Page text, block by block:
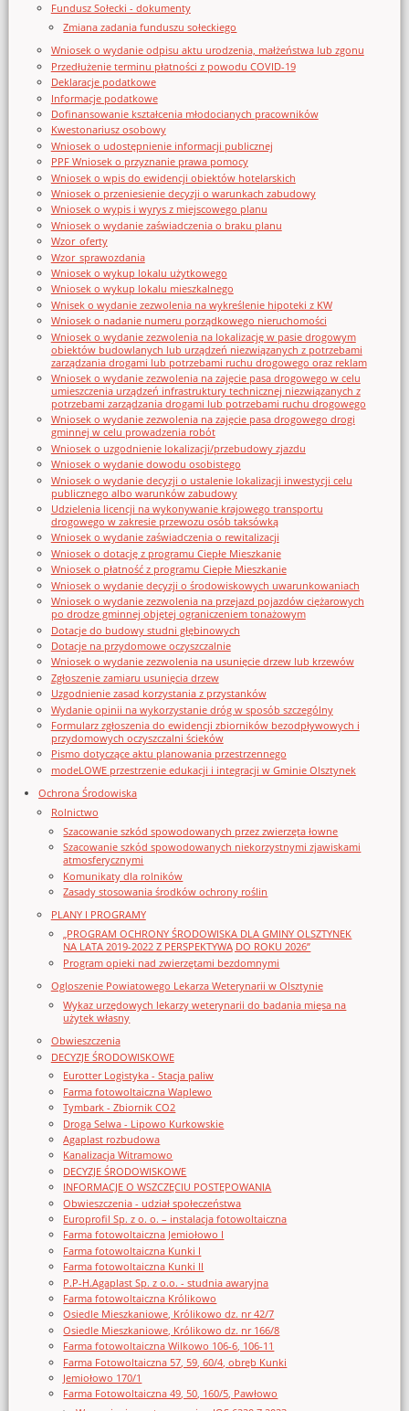
Fundusz Sołecki - dokumenty
Zmiana zadania funduszu sołeckiego
Wniosek o wydanie odpisu aktu urodzenia, małżeństwa lub zgonu
Przedłużenie terminu płatności z powodu COVID-19
Deklaracje podatkowe
Informacje podatkowe
Dofinansowanie kształcenia młodocianych pracowników
Kwestonariusz osobowy
Wniosek o udostępnienie informacji publicznej
PPF Wniosek o przyznanie prawa pomocy
Wniosek o wpis do ewidencji obiektów hotelarskich
Wniosek o przeniesienie decyzji o warunkach zabudowy
Wniosek o wypis i wyrys z miejscowego planu
Wniosek o wydanie zaświadczenia o braku planu
Wzor_oferty
Wzor_sprawozdania
Wniosek o wykup lokalu użytkowego
Wniosek o wykup lokalu mieszkalnego
Wnisek o wydanie zezwolenia na wykreślenie hipoteki z KW
Wniosek o nadanie numeru porządkowego nieruchomości
Wniosek o wydanie zezwolenia na lokalizację w pasie drogowym
obiektów budowlanych lub urządzeń niezwiązanych z potrzebami
zarządzania drogami lub potrzebami ruchu drogowego oraz reklam
Wniosek o wydanie zezwolenia na zajęcie pasa drogowego w celu
umieszczenia urządzeń infrastruktury technicznej niezwiązanych z
potrzebami zarządzania drogami lub potrzebami ruchu drogowego
Wniosek o wydanie zezwolenia na zajęcie pasa drogowego drogi
gminnej w celu prowadzenia robót
Wniosek o uzgodnienie lokalizacji/przebudowy zjazdu
Wniosek o wydanie dowodu osobistego
Wniosek o wydanie decyzji o ustalenie lokalizacji inwestycji celu
publicznego albo warunków zabudowy
Udzielenia licencji na wykonywanie krajowego transportu
drogowego w zakresie przewozu osób taksówką
Wniosek o wydanie zaświadczenia o rewitalizacji
Wniosek o dotację z programu Ciepłe Mieszkanie
Wniosek o płatność z programu Ciepłe Mieszkanie
Wniosek o wydanie decyzji o środowiskowych uwarunkowaniach
Wniosek o wydanie zezwolenia na przejazd pojazdów ciężarowych
po drodze gminnej objętej ograniczeniem tonażowym
Dotacje do budowy studni głębinowych
Dotacje na przydomowe oczyszczalnie
Wniosek o wydanie zezwolenia na usunięcie drzew lub krzewów
Zgłoszenie zamiaru usunięcia drzew
Uzgodnienie zasad korzystania z przystanków
Wydanie opinii na wykorzystanie dróg w sposób szczególny
Formularz zgłoszenia do ewidencji zbiorników bezodpływowych i
przydomowych oczyszczalni ścieków
Pismo dotyczące aktu planowania przestrzennego
modeLOWE przestrzenie edukacji i integracji w Gminie Olsztynek
Ochrona Środowiska
Rolnictwo
Szacowanie szkód spowodowanych przez zwierzęta łowne
Szacowanie szkód spowodowanych niekorzystnymi zjawiskami
atmosferycznymi
Komunikaty dla rolników
Zasady stosowania środków ochrony roślin
PLANY I PROGRAMY
„PROGRAM OCHRONY ŚRODOWISKA DLA GMINY OLSZTYNEK
NA LATA 2019-2022 Z PERSPEKTYWĄ DO ROKU 2026”
Program opieki nad zwierzętami bezdomnymi
Ogloszenie Powiatowego Lekarza Weterynarii w Olsztynie
Wykaz urzędowych lekarzy weterynarii do badania mięsa na
użytek własny
Obwieszczenia
DECYZJE ŚRODOWISKOWE
Eurotter Logistyka - Stacja paliw
Farma fotowoltaiczna Waplewo
Tymbark - Zbiornik CO2
Droga Selwa - Lipowo Kurkowskie
Agaplast rozbudowa
Kanalizacja Witramowo
DECYZJE ŚRODOWISKOWE
INFORMACJE O WSZCZĘCIU POSTĘPOWANIA
Obwieszczenia - udział społeczeństwa
Europrofil Sp. z o. o. – instalacja fotowoltaiczna
Farma fotowoltaiczna Jemiołowo I
Farma fotowoltaiczna Kunki I
Farma fotowoltaiczna Kunki II
P.P-H.Agaplast Sp. z o.o. - studnia awaryjna
Farma fotowoltaiczna Królikowo
Osiedle Mieszkaniowe, Królikowo dz. nr 42/7
Osiedle Mieszkaniowe, Królikowo dz. nr 166/8
Farma fotowoltaiczna Wilkowo 106-6, 106-11
Farma Fotowoltaiczna 57, 59, 60/4, obręb Kunki
Jemiołowo 170/1
Farma Fotowoltaiczna 49, 50, 160/5, Pawłowo